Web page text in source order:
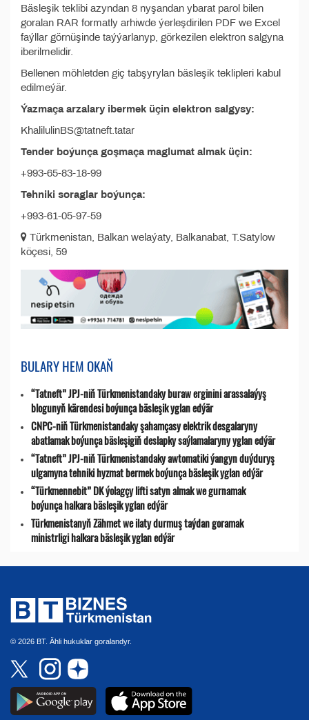
Bäsleşik teklibi azyndan 8 nyşandan ybarat parol bilen
goralan RAR formatly arhiwde ýerleşdirilen PDF we Excel
faýllar görnüşinde taýýarlanyp, görkezilen elektron salgyna
iberilmelidir.
Bellenen möhletden giç tabşyrylan bäsleşik teklipleri kabul
edilmeýär.
Ýazmaça arzalary ibermek üçin elektron salgysy:
KhalilulinBS@tatneft.tatar
Tender boýunça goşmaça maglumat almak üçin:
+993-65-83-18-99
Tehniki soraglar boýunça:
+993-61-05-97-59
Türkmenistan, Balkan welaýaty, Balkanabat, T.Satylow
köçesi, 59
BULARY HEM OKAŇ
“Tatneft” JPJ-niň Türkmenistandaky buraw erginini arassalaýyş
blogunyň kärendesi boýunça bäsleşik yglan edýär
CNPC-niň Türkmenistandaky şahamçasy elektrik desgalaryny
abatlamak boýunça bäsleşigiň deslapky saýlamalaryny yglan edýär
“Tatneft” JPJ-niň Türkmenistandaky awtomatiki ýangyn duýduryş
ulgamyna tehniki hyzmat bermek boýunça bäsleşik yglan edýär
“Türkmennebit” DK ýolagçy lifti satyn almak we gurnamak
boýunça halkara bäsleşik yglan edýär
Türkmenistanyň Zähmet we ilaty durmuş taýdan goramak
ministrligi halkara bäsleşik yglan edýär
© 2026 BT. Ähli hukuklar goralandyr.